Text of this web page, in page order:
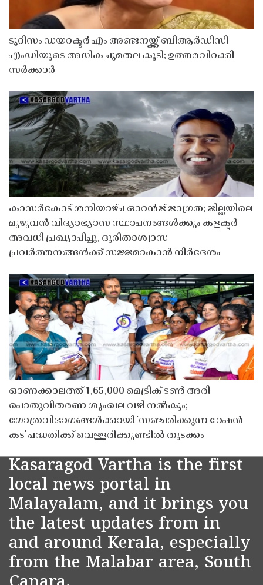
ടൂറിസം ഡയറക്ടർ എം അഞ്ജനയ്ക്ക് ബിആർഡിസി
എംഡിയുടെ അധിക ചുമതല കൂടി; ഉത്തരവിറക്കി
സർക്കാർ
കാസർകോട് ശനിയാഴ്ച ഓറൻജ് ജാഗ്രത; ജില്ലയിലെ
മുഴുവൻ വിദ്യാഭ്യാസ സ്ഥാപനങ്ങൾക്കും കളക്ടർ
അവധി പ്രഖ്യാപിച്ചു, ദുരിതാശ്വാസ
പ്രവർത്തനങ്ങൾക്ക് സജ്ജമാകാൻ നിർദേശം
ഓണക്കാലത്ത് 1,65,000 മെട്രിക് ടൺ അരി
പൊതുവിതരണ ശൃംഖല വഴി നൽകും;
ഗോത്രവിഭാഗങ്ങൾക്കായി 'സഞ്ചരിക്കുന്ന റേഷൻ
കട' പദ്ധതിക്ക് വെള്ളരിക്കുണ്ടിൽ തുടക്കം
Kasaragod Vartha is the first
local news portal in
Malayalam, and it brings you
the latest updates from in
and around Kerala, especially
from the Malabar area, South